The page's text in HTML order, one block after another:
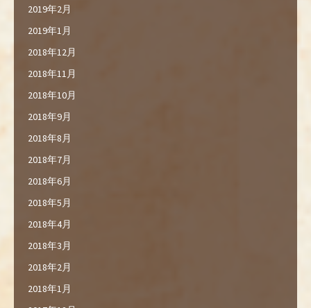
2019年2月
2019年1月
2018年12月
2018年11月
2018年10月
2018年9月
2018年8月
2018年7月
2018年6月
2018年5月
2018年4月
2018年3月
2018年2月
2018年1月